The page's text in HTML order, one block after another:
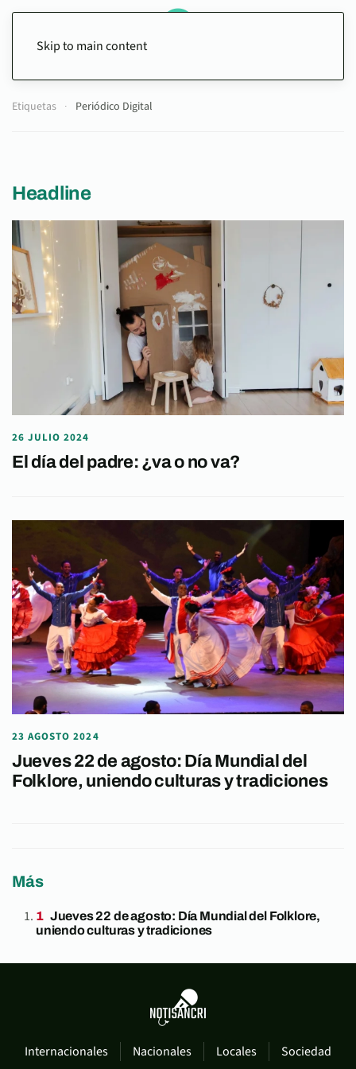
Skip to main content
Etiquetas Periódico Digital
Headline
26 JULIO 2024
El día del padre: ¿va o no va?
23 AGOSTO 2024
Jueves 22 de agosto: Día Mundial del
Folklore, uniendo culturas y tradiciones
Más
Jueves 22 de agosto: Día Mundial del Folklore,
uniendo culturas y tradiciones
Internacionales Nacionales Locales Sociedad